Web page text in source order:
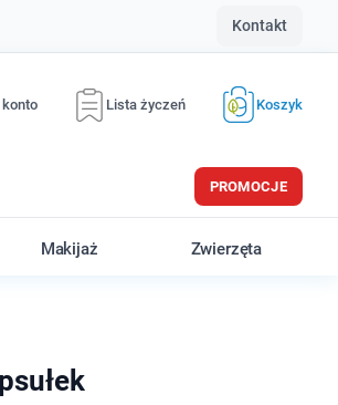
Kontakt
konto Lista życzeń Koszyk
PROMOCJE
Makijaż Zwierzęta